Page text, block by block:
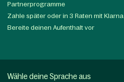
Partnerprogramme
Zahle später oder in 3 Raten mit Klarna
Bereite deinen Aufenthalt vor
Wähle deine Sprache aus